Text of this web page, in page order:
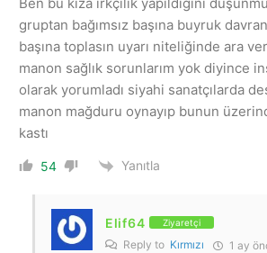
gruptan bağımsız başına buyruk
başına toplasın uyarı niteliğinde ara
manon sağlık sorunlarım yok diyince
olarak yorumladı siyahi sanatçılarda
manon mağduru oynayıp bunun
kastı
54 Yanıtla
Elif64 Ziyaretçi
Reply to Kırmızı 1 ay